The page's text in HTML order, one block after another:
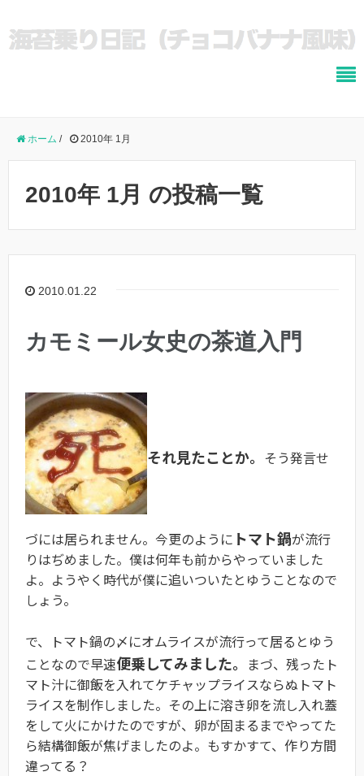
ホーム / 2010年 1月
2010年 1月 の投稿一覧
2010.01.22
カモミール女史の茶道入門
それ見たことか。 そう発言せ
づには居られません。今更のように トマト鍋が流行
りはぢめました。僕は何年も前からやっていました
よ。ようやく時代が僕に追いついたとゆうことなので
しょう。
で、トマト鍋の〆にオムライスが流行って居るとゆう
ことなので早速便乗してみました。 まづ、残ったト
マト汁に御飯を入れてケチャップライスならぬトマト
ライスを制作しました。その上に溶き卵を流し入れ蓋
をして火にかけたのですが、卵が固まるまでやってた
ら結構御飯が焦げましたのよ。もすかすて、作り方間
違ってる？